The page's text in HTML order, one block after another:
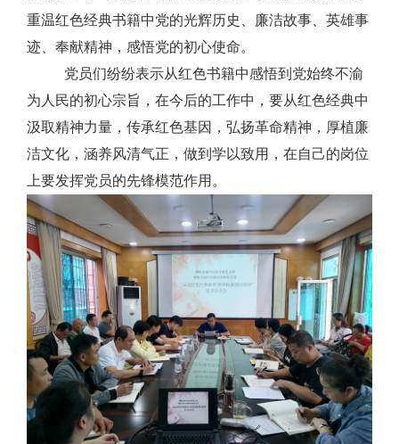
重温红色经典书籍中党的光辉历史、廉洁故事、英雄事
迹、奉献精神，感悟党的初心使命。
党员们纷纷表示从红色书籍中感悟到党始终不渝
为人民的初心宗旨，在今后的工作中，要从红色经典中
汲取精神力量，传承红色基因，弘扬革命精神，厚植廉
洁文化，涵养风清气正，做到学以致用，在自己的岗位
上要发挥党员的先锋模范作用。